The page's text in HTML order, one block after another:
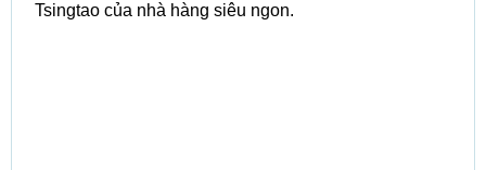
Tsingtao của nhà hàng siêu ngon.